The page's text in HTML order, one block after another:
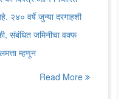
२४० वर्षे जुन्या दरगाहशी
संबंधित जमिनीचा वक्फ
म्हणून
Read More